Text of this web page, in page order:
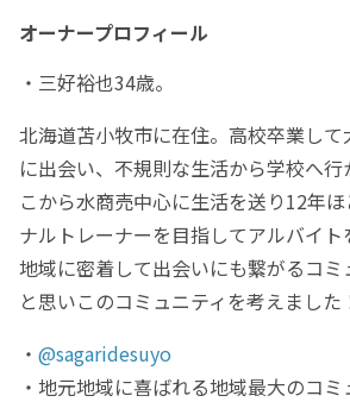
オーナープロフィール
・三好裕也34歳。
北海道苫小牧市に在住。高校卒業し
に出会い、不規則な生活から学校へ
こから水商売中心に生活を送り12年
ナルトレーナーを目指してアルバイト
地域に密着して出会いにも繋がるコ
と思いこのコミュニティを考えました
・ @sagaridesuyo
・地元地域に喜ばれる地域最大のコ